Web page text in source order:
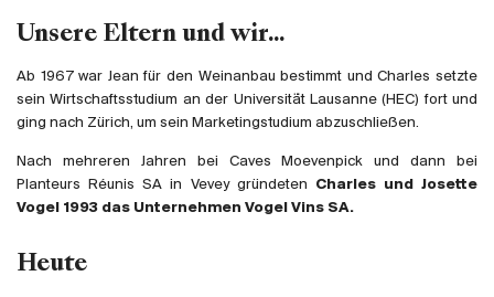
Spanien
Deutschand
Argentinien
Australien
Österreich
Chili
Unsere Eltern und wir...
Ab 1967 war Jean für den Weinanbau bestimmt und Charles setzte
sein Wirtschaftsstudium an der Universität Lausanne (HEC) fort und
ging nach Zürich, um sein Marketingstudium abzuschließen.
Nach mehreren Jahren bei Caves Moevenpick und dann bei
Planteurs Réunis SA in Vevey gründeten Charles und Josette
Vogel 1993 das Unternehmen Vogel Vins SA.
Heute